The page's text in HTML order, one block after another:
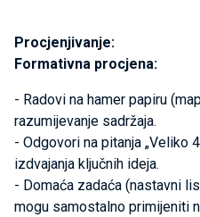
Procjenjivanje:
Formativna procjena:
- Radovi na hamer papiru
razumijevanje sadržaja.
- Odgovori na pitanja „Veliko
izdvajanja ključnih ideja.
- Domaća zadaća (nastavni
mogu samostalno primijeniti